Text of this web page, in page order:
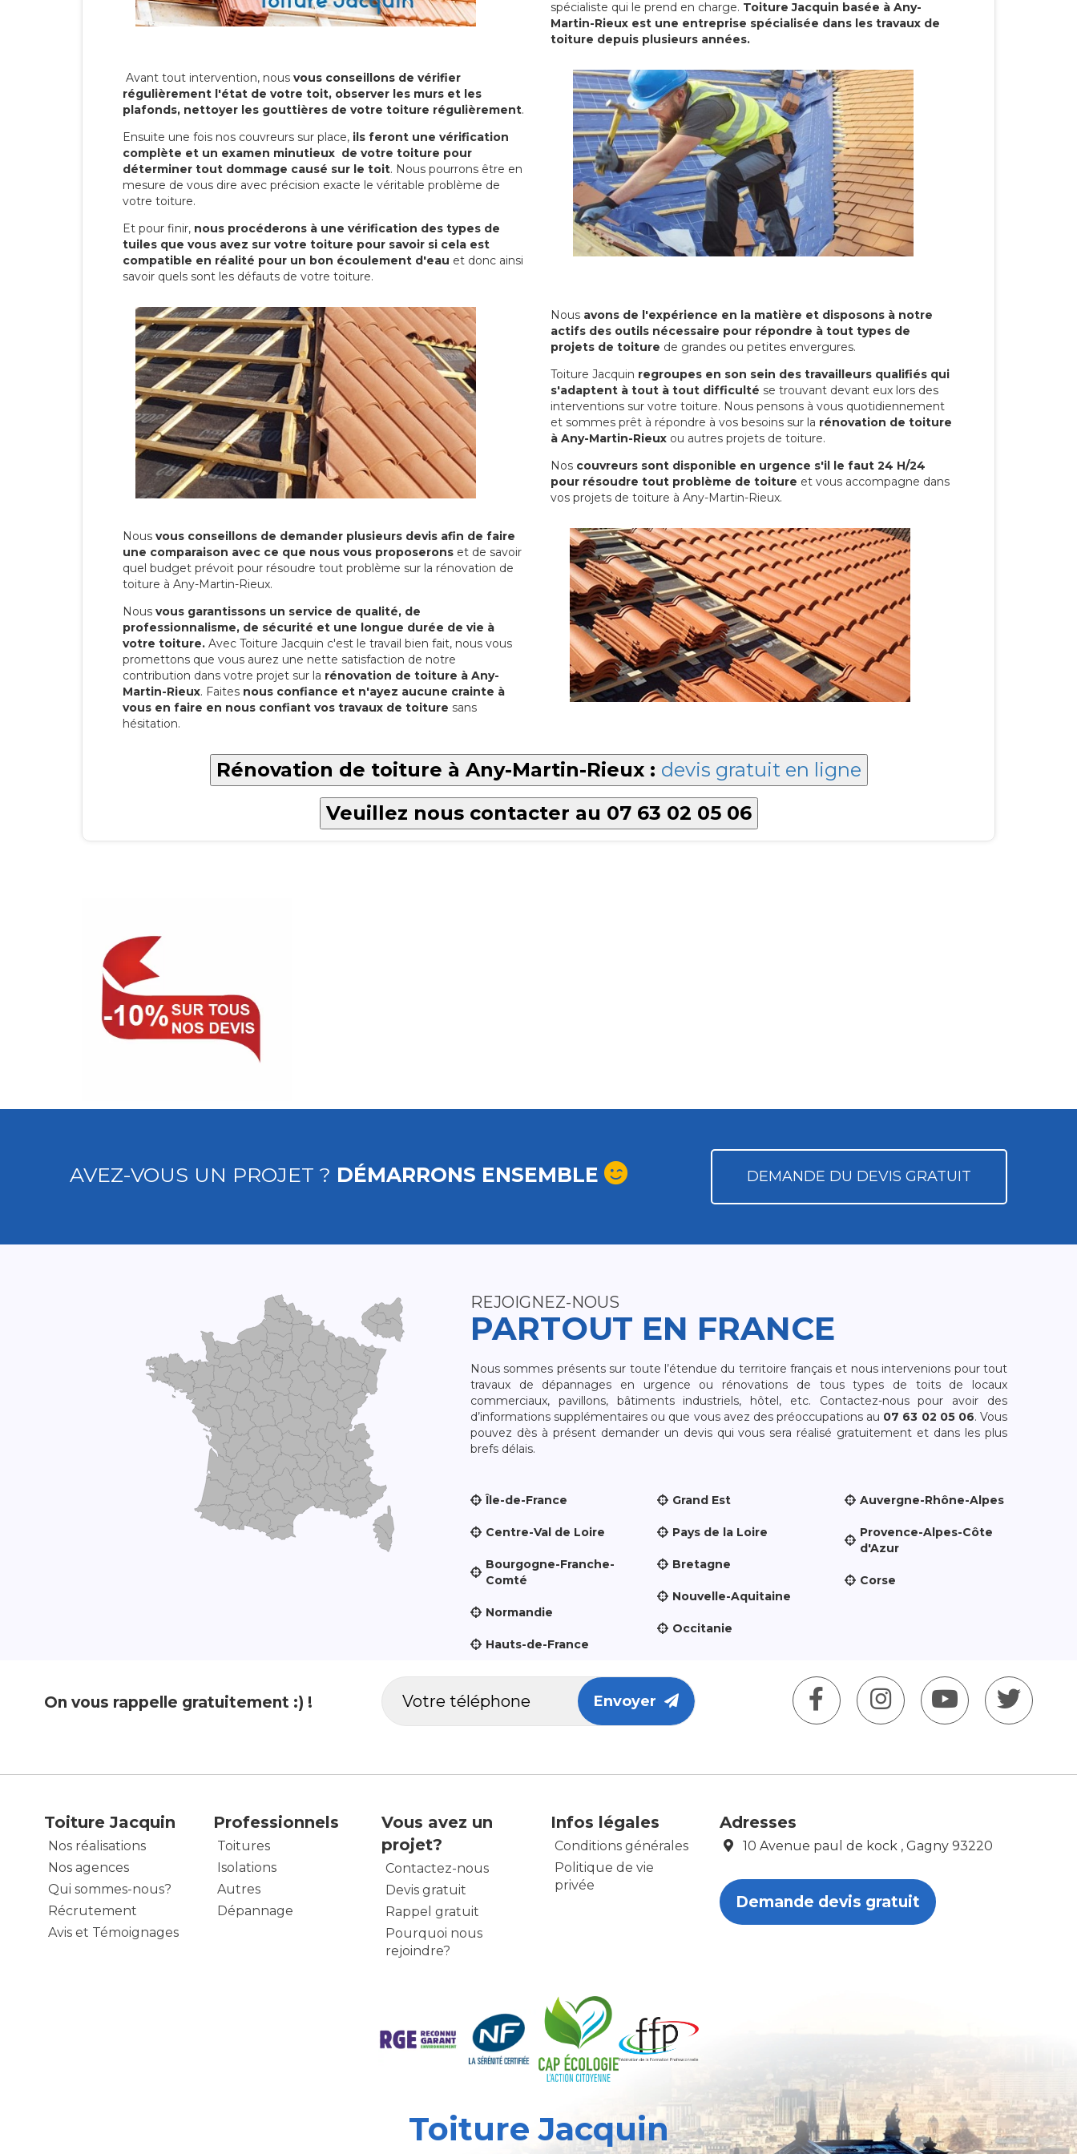
spécialiste qui le prend en charge. Toiture Jacquin basée à Any-
Martin-Rieux est une entreprise spécialisée dans les travaux de
toiture depuis plusieurs années.
Avant tout intervention, nous vous conseillons de vérifier
régulièrement l'état de votre toit, observer les murs et les
plafonds, nettoyer les gouttières de votre toiture régulièrement.
Ensuite une fois nos couvreurs sur place, ils feront une vérification
complète et un examen minutieux de votre toiture pour
déterminer tout dommage causé sur le toit. Nous pourrons être en
mesure de vous dire avec précision exacte le véritable problème de
votre toiture.
Et pour finir, nous procéderons à une vérification des types de
tuiles que vous avez sur votre toiture pour savoir si cela est
compatible en réalité pour un bon écoulement d'eau et donc ainsi
savoir quels sont les défauts de votre toiture.
Nous avons de l'expérience en la matière et disposons à notre
actifs des outils nécessaire pour répondre à tout types de
projets de toiture de grandes ou petites envergures.
Toiture Jacquin regroupes en son sein des travailleurs qualifiés qui
s'adaptent à tout à tout difficulté se trouvant devant eux lors des
interventions sur votre toiture. Nous pensons à vous quotidiennement
et sommes prêt à répondre à vos besoins sur la rénovation de toiture
à Any-Martin-Rieux ou autres projets de toiture.
Nos couvreurs sont disponible en urgence s'il le faut 24 H/24
pour résoudre tout problème de toiture et vous accompagne dans
vos projets de toiture à Any-Martin-Rieux.
Nous vous conseillons de demander plusieurs devis afin de faire
une comparaison avec ce que nous vous proposerons et de savoir
quel budget prévoit pour résoudre tout problème sur la rénovation de
toiture à Any-Martin-Rieux.
Nous vous garantissons un service de qualité, de
professionnalisme, de sécurité et une longue durée de vie à
votre toiture. Avec Toiture Jacquin c'est le travail bien fait, nous vous
promettons que vous aurez une nette satisfaction de notre
contribution dans votre projet sur la rénovation de toiture à Any-
Martin-Rieux. Faites nous confiance et n'ayez aucune crainte à
vous en faire en nous confiant vos travaux de toiture sans
hésitation.
Rénovation de toiture à Any-Martin-Rieux : devis gratuit en ligne
Veuillez nous contacter au 07 63 02 05 06
AVEZ-VOUS UN PROJET ? DÉMARRONS ENSEMBLE DEMANDE DU DEVIS GRATUIT
REJOIGNEZ-NOUS
PARTOUT EN FRANCE
Nous sommes présents sur toute l’étendue du territoire français et nous intervenions pour tout
travaux de dépannages en urgence ou rénovations de tous types de toits de locaux
commerciaux, pavillons, bâtiments industriels, hôtel, etc. Contactez-nous pour avoir des
d’informations supplémentaires ou que vous avez des préoccupations au 07 63 02 05 06. Vous
pouvez dès à présent demander un devis qui vous sera réalisé gratuitement et dans les plus
brefs délais.
Île-de-France
Centre-Val de Loire
Bourgogne-Franche-
Comté
Normandie
Hauts-de-France
Grand Est
Pays de la Loire
Bretagne
Nouvelle-Aquitaine
Occitanie
Auvergne-Rhône-Alpes
Provence-Alpes-Côte
d'Azur
Corse
On vous rappelle gratuitement :) ! Envoyer
Toiture Jacquin
Nos réalisations
Nos agences
Qui sommes-nous?
Récrutement
Avis et Témoignages
Professionnels
Toitures
Isolations
Autres
Dépannage
Vous avez un
projet?
Contactez-nous
Devis gratuit
Rappel gratuit
Pourquoi nous
rejoindre?
Infos légales
Conditions générales
Politique de vie
privée
Adresses
10 Avenue paul de kock , Gagny 93220
Demande devis gratuit
Toiture Jacquin